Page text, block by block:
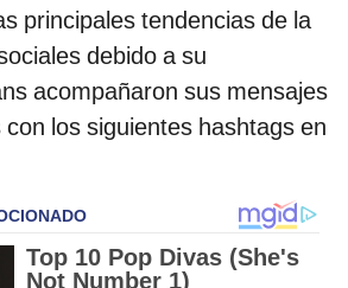
principales tendencias de la
debido a su
acompañaron sus mensajes
los siguientes hashtags en